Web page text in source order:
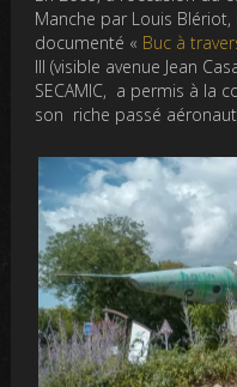
Manche par Louis Blériot,
documenté « Buc à
III (visible avenue Jean
SECAMIC, a permis à la
son riche passé